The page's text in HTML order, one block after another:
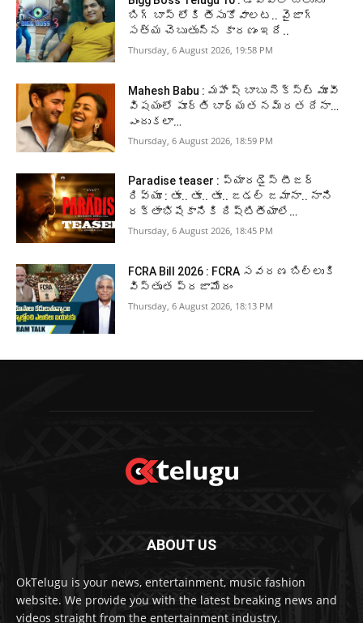
బిగ్ బాస్ లోకి తీసుకోవాలట.. వైజాగ్
సత్య చెబుతున్న కారణం ఇదే..
Thursday, 6 August 2026, 19:58 PM
Mahesh Babu : మహేష్ బాబు నెక్స్ట్ మూవీ
విషయంలో పూర్తి బాధ్యత నమ్రత దేనా…
ఎందుకలా…
Thursday, 6 August 2026, 18:59 PM
Paradise teaser : ప్యారడైస్ టీజర్
రివ్యూ : తూ.. తూ.. తూ.. జడల్ జమానా.. నాని
రక్తాభిషేకానికి దిష్టితీయాలే…
Thursday, 6 August 2026, 18:45 PM
FCRA Bill 2026 : FCRA సవరణ బిల్లుకి
విస్తృత ప్రజామోదం
Thursday, 6 August 2026, 18:13 PM
ABOUT US
OkTelugu is your news, entertainment, music fashion
website. We provide you with the latest breaking news and
videos straight from the entertainment industry.